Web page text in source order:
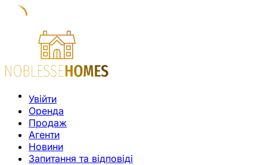
Увійти
Оренда
Продаж
Агенти
Новини
Запитання та відповіді